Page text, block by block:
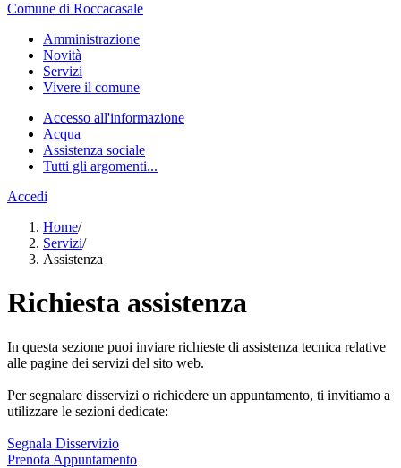
Comune di Roccacasale
Amministrazione
Novità
Servizi
Vivere il comune
Accesso all'informazione
Acqua
Assistenza sociale
Tutti gli argomenti...
Accedi
Home/
Servizi/
Assistenza
Richiesta assistenza
In questa sezione puoi inviare richieste di assistenza tecnica relative
alle pagine dei servizi del sito web.
Per segnalare disservizi o richiedere un appuntamento, ti invitiamo a
utilizzare le sezioni dedicate:
Segnala Disservizio
Prenota Appuntamento